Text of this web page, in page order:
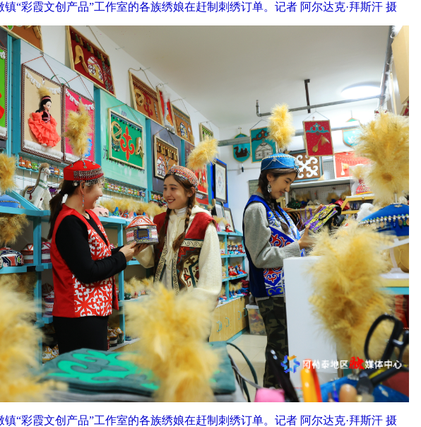
镇“彩霞文创产品”工作室的各族绣娘在赶制刺绣订单。记者 阿尔达克·拜斯汗 摄
镇“彩霞文创产品”工作室的各族绣娘在赶制刺绣订单。记者 阿尔达克·拜斯汗 摄
20260806